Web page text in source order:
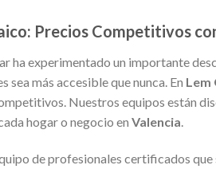
Precios Competitivos
ha experimentado un importante
sea más accesible que nunca. En Lem
Nuestros equipos están
hogar o negocio en Valencia
de profesionales certificados